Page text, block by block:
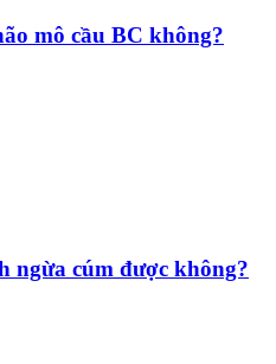
mô cầu BC không?
ngừa cúm được không?